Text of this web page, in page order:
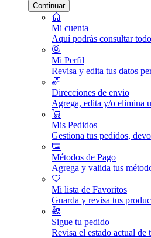
Continuar
Mi cuenta
Aquí podrás consultar
Mi Perfil
Revisa y edita tus datos
Direcciones de envio
Agrega, edita y/o elimina
Mis Pedidos
Gestiona tus pedidos,
Métodos de Pago
Agrega y valida tus
Mi lista de Favoritos
Guarda y revisa tus
Sigue tu pedido
Revisa el estado actual de